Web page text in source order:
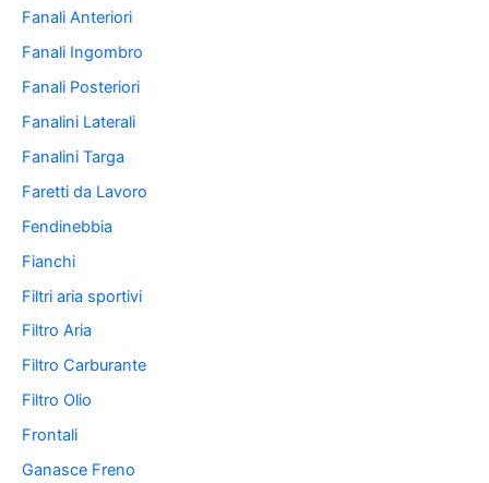
Fanali Anteriori
Fanali Ingombro
Fanali Posteriori
Fanalini Laterali
Fanalini Targa
Faretti da Lavoro
Fendinebbia
Fianchi
Filtri aria sportivi
Filtro Aria
Filtro Carburante
Filtro Olio
Frontali
Ganasce Freno